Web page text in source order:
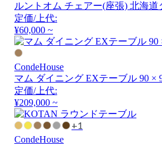
ルントオム チェアー(座張) 北海道
定価/上代:
¥60,000 ~
CondeHouse
マム ダイニング EXテーブル 90 ×
定価/上代:
¥209,000 ~
+1
CondeHouse